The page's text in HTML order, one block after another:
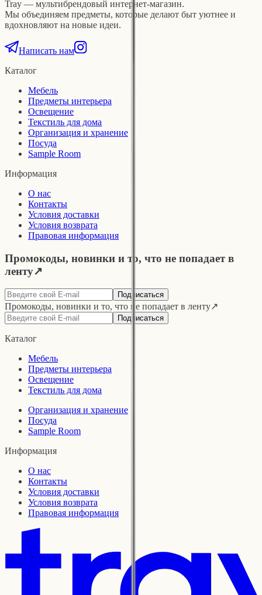
Tray — мультибрендовый интернет-магазин.
Мы объединяем предметы, которые делают быт уютнее и
вдохновляют на новые идеи.
Написать нам
Каталог
Мебель
Предметы интерьера
Освещение
Текстиль для дома
Организация и хранение
Посуда
Sample Room
Информация
О нас
Контакты
Условия доставки
Условия возврата
Правовая информация
Промокоды, новинки и то, что не попадает в
ленту↗
Подписаться
Промокоды, новинки и то, что не попадает в ленту↗
Подписаться
Каталог
Мебель
Предметы интерьера
Освещение
Текстиль для дома
Организация и хранение
Посуда
Sample Room
Информация
О нас
Контакты
Условия доставки
Условия возврата
Правовая информация